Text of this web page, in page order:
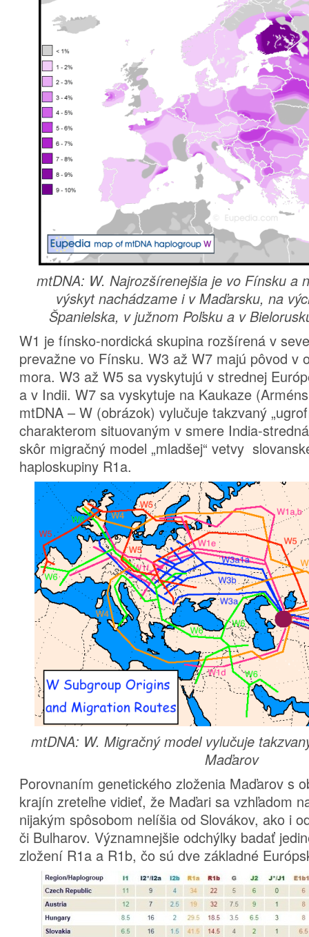
mtDNA: W. Najrozšírenejšia je vo Fínsku a
výskyt nachádzame i v Maďarsku, na
Španielska, v južnom Poľsku a v
W1 je fínsko-nordická skupina rozšírená v
prevažne vo Fínsku. W3 až W7 majú pôvod v
mora. W3 až W5 sa vyskytujú v strednej
a v Indii. W7 sa vyskytuje na Kaukaze
mtDNA – W (obrázok) vylučuje takzvaný
charakterom situovaným v smere India-
skôr migračný model „mladšej“ vetvy
haploskupiny R1a.
mtDNA: W. Migračný model vylučuje
Maďarov
Porovnaním genetického zloženia Maďarov s
krajín zreteľne vidieť, že Maďari sa vzhľadom
nijakým spôsobom nelíšia od Slovákov, ako i
či Bulharov. Významnejšie odchýlky badať
zložení R1a a R1b, čo sú dve základné